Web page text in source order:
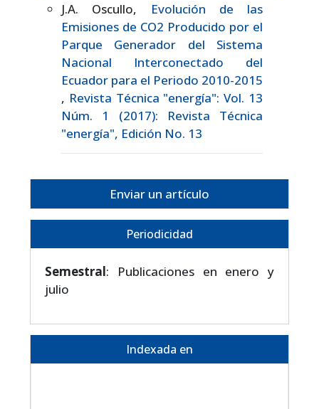
J.A. Oscullo,
Evolución de las
Emisiones de CO2 Producido por el
Parque Generador del Sistema
Nacional Interconectado del
Ecuador para el Periodo 2010-2015
, Revista Técnica "energía": Vol. 13
Núm. 1 (2017): Revista Técnica
"energía", Edición No. 13
Enviar un artículo
Periodicidad
Semestral: Publicaciones en enero y
julio
Indexada en